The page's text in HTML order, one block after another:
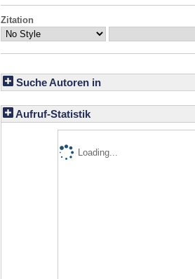
Zitation
Suche Autoren in
Aufruf-Statistik
Loading...